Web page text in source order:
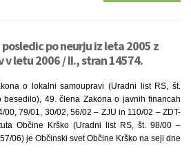
po neurju iz leta 2005 z
letu 2006 / II., stran 14574.
o lokalni samoupravi (Uradni list RS, št.
besedilo), 49. člena Zakona o javnih financah
00, 79/01, 30/02, 56/02 – ZJU in 110/02 – ZDT-
Občine Krško (Uradni list RS, št. 98/00 –
06) je Občinski svet Občine Krško na seji dne